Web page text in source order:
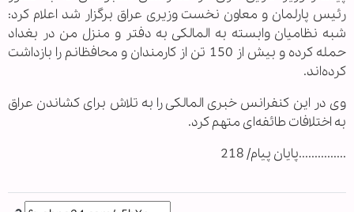
رئیس پارلمان و معاون نخست وزیری عراق برگزار شد اعلام کرد:
شبه نظامیان وابسته به المالکی به دفتر و منزل من در بغداد
حمله کرده و بیش از 150 تن از کارمندان و محافظانم را بازداشت
کرده‌اند.
وی در این کنفرانس خبری المالکی را به تلاش برای کشاندن عراق
به اختلافات طائفه‌ای متهم کرد.
...............پایان پیام/ 218